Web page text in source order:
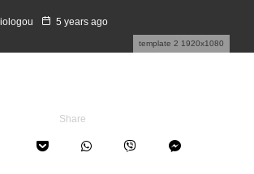
template 2 1920x1080
5 years ago
Share